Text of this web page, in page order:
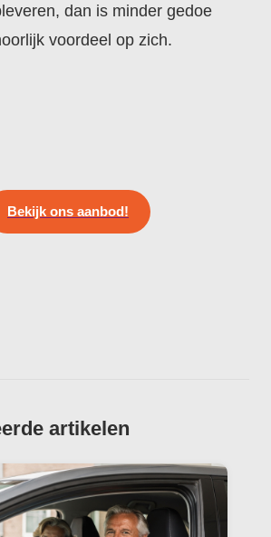
dan is minder gedoe
voordeel op zich.
Bekijk ons aanbod!
artikelen